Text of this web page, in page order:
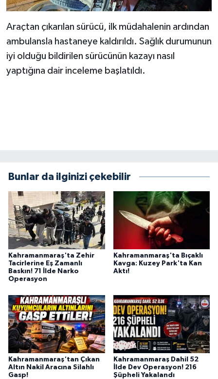
Araçtan çıkarılan sürücü, ilk müdahalenin ardından
ambulansla hastaneye kaldırıldı. Sağlık durumunun
iyi olduğu bildirilen sürücünün kazayı nasıl
yaptığına dair inceleme başlatıldı.
Bunlar da ilginizi çekebilir
Kahramanmaraş'ta Zehir
Tacirlerine Eş Zamanlı
Baskın! 71 İlde Narko
Operasyon
Kahramanmaraş'ta Bıçaklı
Kavga: Kuzey Park'ta Kan
Aktı!
Kahramanmaraş'tan Çıkan
Altın Nakil Aracına Silahlı
Gasp!
Kahramanmaraş Dahil 52
İlde Dev Operasyon! 216
Şüpheli Yakalandı
TARİH
Genel
ASAYİŞ
SEÇİM 2015
ÇEVRE
BİLİM VE TEKNOLOJİ
YARIŞMALAR
TANITIM
HABERDE İNSAN